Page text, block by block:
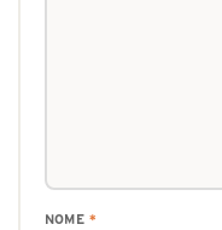
NOME *